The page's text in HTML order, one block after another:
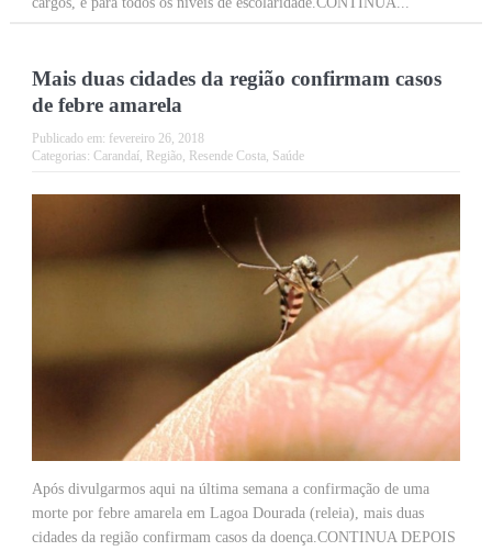
Mais duas cidades da região confirmam casos
de febre amarela
Publicado em: fevereiro 26, 2018
Categorias: Carandaí, Região, Resende Costa, Saúde
Após divulgarmos aqui na última semana a confirmação de uma
morte por febre amarela em Lagoa Dourada (releia), mais duas
cidades da região confirmam casos da doença.CONTINUA DEPOIS